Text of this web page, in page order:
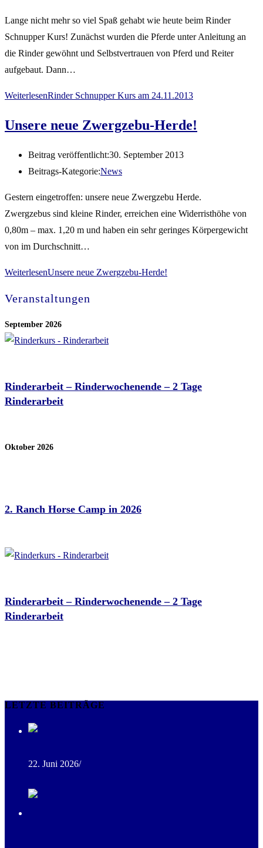
Lange nicht mehr so viel Spaß gehabt wie heute beim Rinder
Schnupper Kurs! Zunächst wurden die Pferde unter Anleitung an
die Rinder gewöhnt und Selbstvertrauen von Pferd und Reiter
aufgebaut. Dann…
WeiterlesenRinder Schnupper Kurs am 24.11.2013
Unsere neue Zwergzebu-Herde!
Beitrag veröffentlicht:30. September 2013
Beitrags-Kategorie:News
Gestern eingetroffen: unsere neue Zwergzebu Herde.
Zwergzebus sind kleine Rinder, erreichen eine Widerristhöhe von
0,80m – max. 1,20 m und haben ein sehr geringes Körpergewicht
von im Durchschnitt…
WeiterlesenUnsere neue Zwergzebu-Herde!
Veranstaltungen
September 2026
Rinderarbeit – Rinderwochenende – 2 Tage
Rinderarbeit
Oktober 2026
2. Ranch Horse Camp in 2026
Rinderarbeit – Rinderwochenende – 2 Tage
Rinderarbeit
LETZTE BEITRÄGE
22. Juni 2026/